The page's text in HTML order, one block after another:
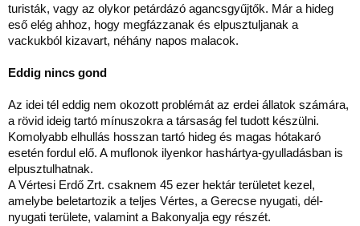
turisták, vagy az olykor petárdázó agancsgyűjtők. Már a hideg
eső elég ahhoz, hogy megfázzanak és elpusztuljanak a
vackukból kizavart, néhány napos malacok.
Eddig nincs gond
Az idei tél eddig nem okozott problémát az erdei állatok számára,
a rövid ideig tartó mínuszokra a társaság fel tudott készülni.
Komolyabb elhullás hosszan tartó hideg és magas hótakaró
esetén fordul elő. A muflonok ilyenkor hashártya-gyulladásban is
elpusztulhatnak.
A Vértesi Erdő Zrt. csaknem 45 ezer hektár területet kezel,
amelybe beletartozik a teljes Vértes, a Gerecse nyugati, dél-
nyugati területe, valamint a Bakonyalja egy részét.